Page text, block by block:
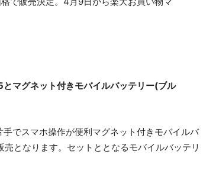
マグネット付きモバイルバッテリー(ブル
でスマホ操作が便利マグネット付きモバイルバ
となります。セットととなるモバイルバッテリ